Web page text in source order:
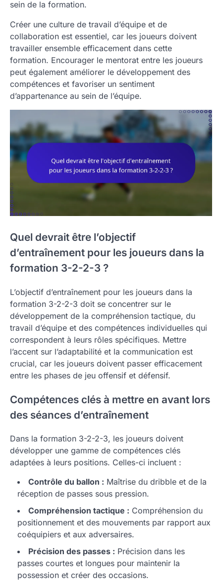
sein de la formation.
Créer une culture de travail d’équipe et de
collaboration est essentiel, car les joueurs doivent
travailler ensemble efficacement dans cette
formation. Encourager le mentorat entre les joueurs
peut également améliorer le développement des
compétences et favoriser un sentiment
d’appartenance au sein de l’équipe.
Quel devrait être l’objectif
d’entraînement pour les joueurs dans la
formation 3-2-2-3 ?
L’objectif d’entraînement pour les joueurs dans la
formation 3-2-2-3 doit se concentrer sur le
développement de la compréhension tactique, du
travail d’équipe et des compétences individuelles qui
correspondent à leurs rôles spécifiques. Mettre
l’accent sur l’adaptabilité et la communication est
crucial, car les joueurs doivent passer efficacement
entre les phases de jeu offensif et défensif.
Compétences clés à mettre en avant lors
des séances d’entraînement
Dans la formation 3-2-2-3, les joueurs doivent
développer une gamme de compétences clés
adaptées à leurs positions. Celles-ci incluent :
Contrôle du ballon : Maîtrise du dribble et de la
réception de passes sous pression.
Compréhension tactique : Compréhension du
positionnement et des mouvements par rapport aux
coéquipiers et aux adversaires.
Précision des passes : Précision dans les
passes courtes et longues pour maintenir la
possession et créer des occasions.